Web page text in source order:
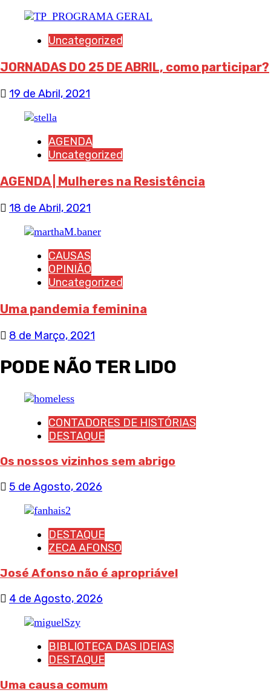
Uncategorized
JORNADAS DO 25 DE ABRIL, como participar?
19 de Abril, 2021
AGENDA
Uncategorized
AGENDA | Mulheres na Resistência
18 de Abril, 2021
CAUSAS
OPINIÃO
Uncategorized
Uma pandemia feminina
8 de Março, 2021
PODE NÃO TER LIDO
CONTADORES DE HISTÓRIAS
DESTAQUE
Os nossos vizinhos sem abrigo
5 de Agosto, 2026
DESTAQUE
ZECA AFONSO
José Afonso não é apropriável
4 de Agosto, 2026
BIBLIOTECA DAS IDEIAS
DESTAQUE
Uma causa comum